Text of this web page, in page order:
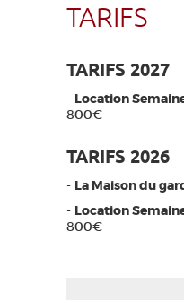
TARIFS
TARIFS 2027
- Location
800€
TARIFS 2026
- La Maison du
- Location
800€